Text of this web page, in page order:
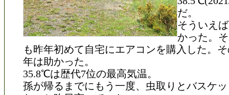
だ。
そういえ
かった。
も昨年初めて自宅にエアコンを購入した。
年は助かった。
35.8℃は歴代7位の最高気温。
孫が帰るまでにもう一度、虫取りとバスケ